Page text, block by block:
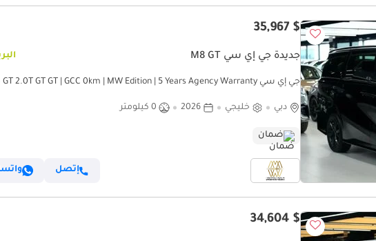
$ 35,967
جديدة جي إي سي M8 GT
جي إي سي M8 GT 2.0T GT GT | GCC 0km | MW Edition | 5 Years Agency Warranty
دبي خليجي 2026 0 كيلومتر
ضمان
إتصل
$ 34,604